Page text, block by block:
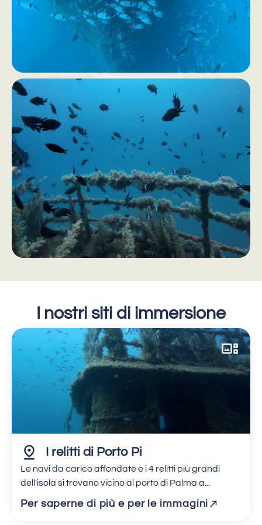
I nostri siti di immersione
I relitti di Porto Pi
Le navi da carico affondate e i 4 relitti più grandi
dell'isola si trovano vicino al porto di Palma a...
Per saperne di più e per le immagini